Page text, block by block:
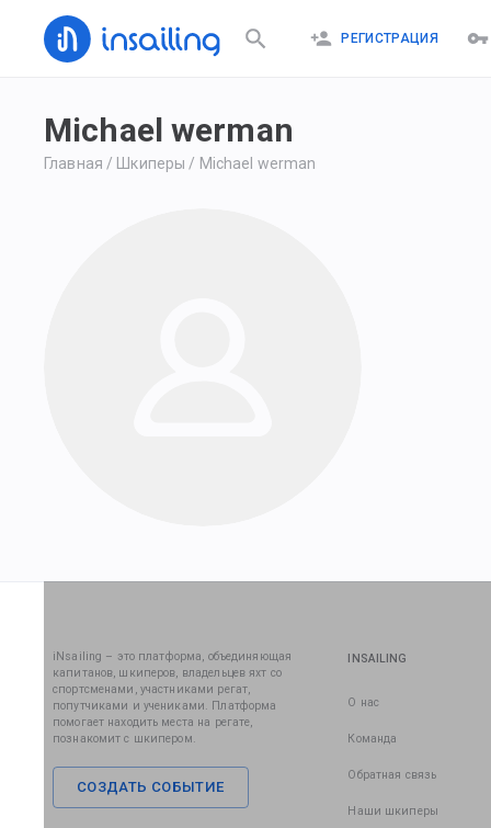
РЕГИСТРАЦИЯ
Michael werman
Главная / Шкиперы / Michael werman
iNsailing – это платформа, объединяющая
капитанов, шкиперов, владельцев яхт со
спортсменами, участниками регат,
попутчиками и учениками. Платформа
помогает находить места на регате,
познакомит с шкипером.
СОЗДАТЬ СОБЫТИЕ
INSAILING
О нас
Команда
Обратная связь
Наши шкиперы